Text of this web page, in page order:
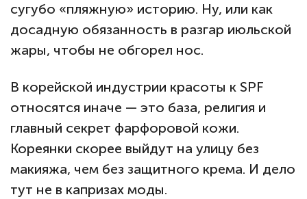
сугубо «пляжную» историю. Ну, или как
досадную обязанность в разгар июльской
жары, чтобы не обгорел нос.
В корейской индустрии красоты к SPF
относятся иначе — это база, религия и
главный секрет фарфоровой кожи.
Кореянки скорее выйдут на улицу без
макияжа, чем без защитного крема. И дело
тут не в капризах моды.